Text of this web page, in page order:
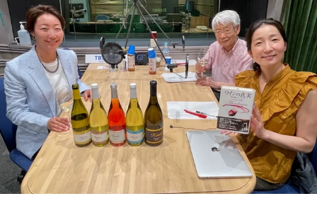
イベント・グッズ
YouTube
会社情報